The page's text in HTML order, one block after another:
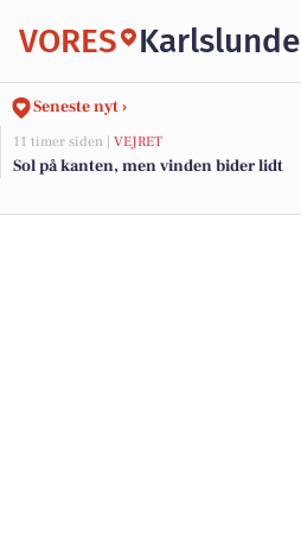
VORES Karlslunde
Seneste nyt ›
11 timer siden | VEJRET
Sol på kanten, men vinden bider lidt